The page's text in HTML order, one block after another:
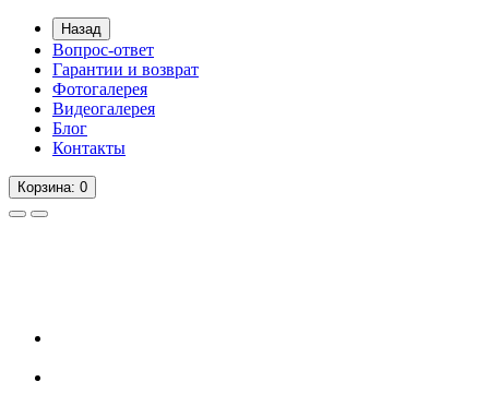
Назад
Вопрос-ответ
Гарантии и возврат
Фотогалерея
Видеогалерея
Блог
Контакты
Корзина: 0